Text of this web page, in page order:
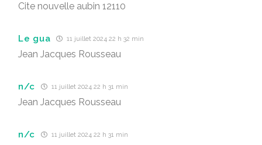
Cite nouvelle aubin 12110
Le gua 11 juillet 2024 22 h 32 min
Jean Jacques Rousseau
n/c 11 juillet 2024 22 h 31 min
Jean Jacques Rousseau
n/c 11 juillet 2024 22 h 31 min